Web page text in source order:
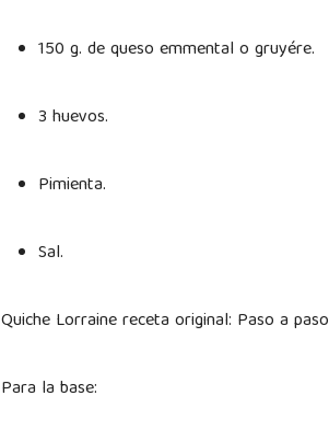
150 g. de queso emmental o gruyére.
3 huevos.
Pimienta.
Sal.
Quiche Lorraine receta original: Paso a paso
Para la base: